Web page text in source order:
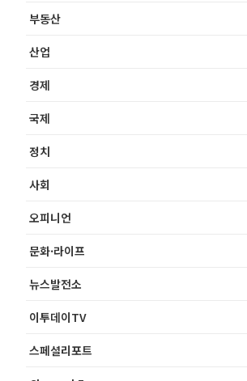
부동산
산업
경제
국제
정치
사회
오피니언
문화·라이프
뉴스발전소
이투데이TV
스페셜리포트